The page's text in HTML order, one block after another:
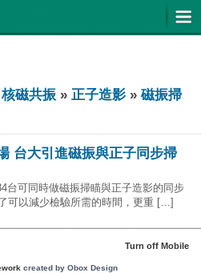
核磁共振 » 正子造影 » 磁振掃
台大引進磁振與正子同步掃
台可同時做磁振掃瞄與正子造影的同步
可以減少檢驗所需的時間，更重 […]
Turn off Mobile
created by Obox Design